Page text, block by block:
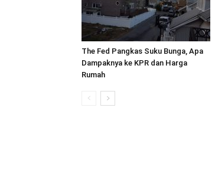
The Fed Pangkas Suku Bunga, Apa
Dampaknya ke KPR dan Harga
Rumah